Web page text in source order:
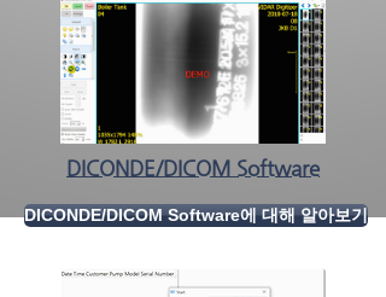
DICONDE/DICOM Software
DICONDE/DICOM Software에 대해 알아보기